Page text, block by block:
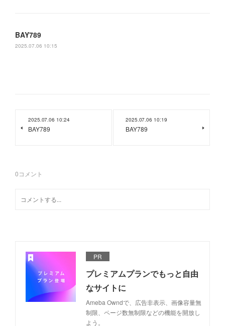
BAY789
2025.07.06 10:15
2025.07.06 10:24
BAY789
2025.07.06 10:19
BAY789
0コメント
PR
プレミアムプランでもっと自由
なサイトに
Ameba Owndで、広告非表示、画像容量無
制限、ページ数無制限などの機能を開放し
よう。